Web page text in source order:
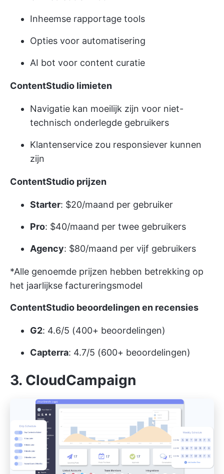
Inheemse rapportage tools
Opties voor automatisering
AI bot voor content curatie
ContentStudio limieten
Navigatie kan moeilijk zijn voor niet-
technisch onderlegde gebruikers
Klantenservice zou responsiever kunnen
zijn
ContentStudio prijzen
Starter: $20/maand per gebruiker
Pro: $40/maand per twee gebruikers
Agency: $80/maand per vijf gebruikers
*Alle genoemde prijzen hebben betrekking op
het jaarlijkse factureringsmodel
ContentStudio beoordelingen en recensies
G2: 4.6/5 (400+ beoordelingen)
Capterra: 4.7/5 (600+ beoordelingen)
3. CloudCampaign